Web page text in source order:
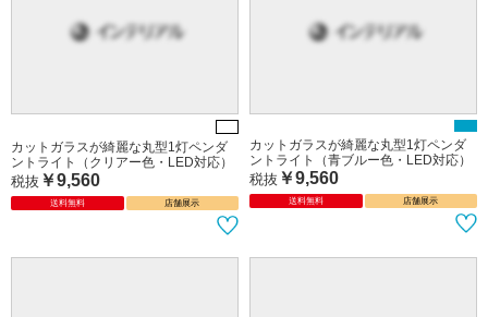
カットガラスが綺麗な丸型1灯ペンダ
ントライト（クリアー色・LED対応）
税抜 ￥9,560
送料無料 店舗展示
カットガラスが綺麗な丸型1灯ペンダ
ントライト（青ブルー色・LED対応）
税抜 ￥9,560
送料無料 店舗展示